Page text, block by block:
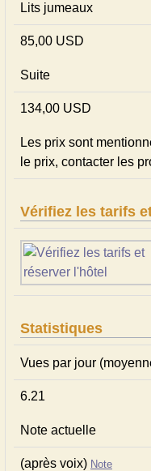
Lits jumeaux
85,00 USD
Suite
134,00 USD
Les prix sont
le prix, contacter les
Vérifiez les tarifs
Statistiques
Vues par jour
6.21
Note actuelle
(après voix) Note